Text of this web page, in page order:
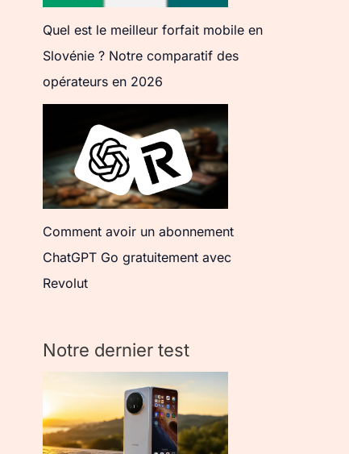
Quel est le meilleur forfait mobile en
Slovénie ? Notre comparatif des
opérateurs en 2026
Comment avoir un abonnement
ChatGPT Go gratuitement avec
Revolut
Notre dernier test